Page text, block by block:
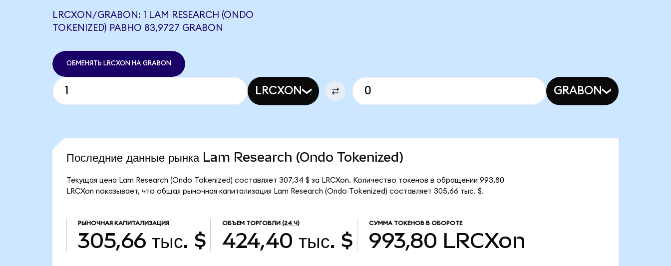
LRCXON/GRABON: 1 LAM RESEARCH (ONDO
TOKENIZED) РАВНО 83,9727 GRABON
ОБМЕНЯТЬ LRCXON НА GRABON
LRCXON GRABON
Последние данные рынка Lam Research (Ondo Tokenized)
Текущая цена Lam Research (Ondo Tokenized) составляет 307,34 $ за LRCXon. Количество токенов в обращении 993,80
LRCXon показывает, что общая рыночная капитализация Lam Research (Ondo Tokenized) составляет 305,66 тыс. $.
РЫНОЧНАЯ КАПИТАЛИЗАЦИЯ
305,66 тыс. $
ОБЪЕМ ТОРГОВЛИ (24 Ч)
424,40 тыс. $
СУММА ТОКЕНОВ В ОБОРОТЕ
993,80 LRCXon